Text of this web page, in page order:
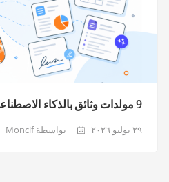
9 مولدات وثائق بالذكاء الاصطناعي يجب متابعتها في 2026
٢٩ يوليو ٢٠٢٦ بواسطة Moncif